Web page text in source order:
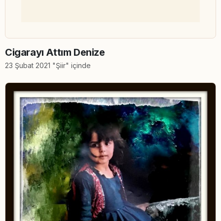
Cigarayı Attım Denize
23 Şubat 2021 "Şiir" içinde